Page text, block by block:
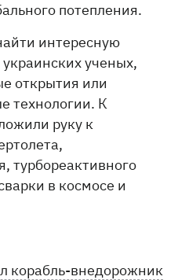
потепления.
интересную
ученых,
открытия или
технологии. К
руку к
турбореактивного
в космосе и
корабль-внедорожник